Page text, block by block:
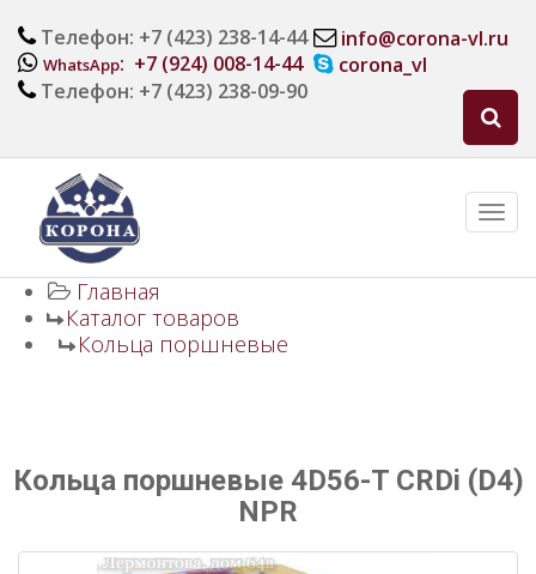
Телефон: +7 (423) 238-14-44
WhatsApp: +7 (924) 008-14-44
Телефон: +7 (423) 238-09-90
info@corona-vl.ru
corona_vl
Главная
Каталог товаров
Кольца поршневые
Кольца поршневые 4D56-T CRDi (D4)
NPR